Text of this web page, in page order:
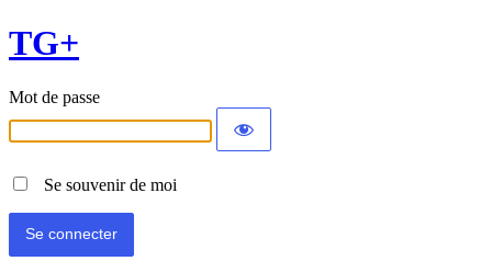
TG+
Mot de passe
Se souvenir de moi